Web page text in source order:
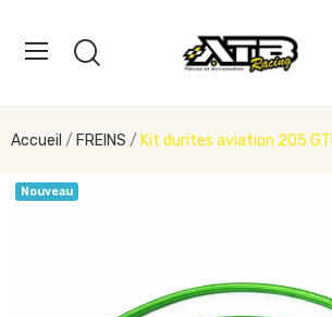
Accueil FREINS Kit durites aviation 205
Nouveau